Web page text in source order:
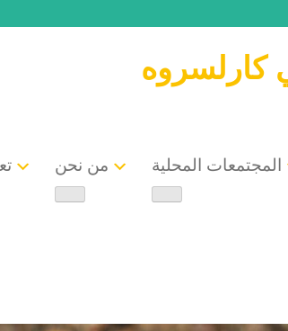
كارلسروه
من نحن المجتمعات المحلية